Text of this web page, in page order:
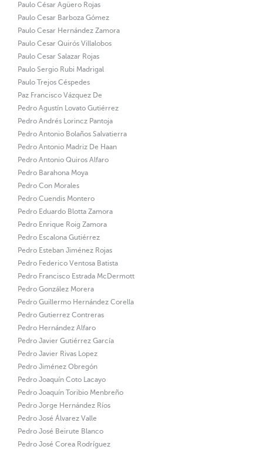
Paulo César Agüero Rojas
Paulo Cesar Barboza Gómez
Paulo Cesar Hernández Zamora
Paulo Cesar Quirós Villalobos
Paulo Cesar Salazar Rojas
Paulo Sergio Rubi Madrigal
Paulo Trejos Céspedes
Paz Francisco Vázquez De
Pedro Agustín Lovato Gutiérrez
Pedro Andrés Lorincz Pantoja
Pedro Antonio Bolaños Salvatierra
Pedro Antonio Madriz De Haan
Pedro Antonio Quiros Alfaro
Pedro Barahona Moya
Pedro Con Morales
Pedro Cuendis Montero
Pedro Eduardo Blotta Zamora
Pedro Enrique Roig Zamora
Pedro Escalona Gutiérrez
Pedro Esteban Jiménez Rojas
Pedro Federico Ventosa Batista
Pedro Francisco Estrada McDermott
Pedro González Morera
Pedro Guillermo Hernández Corella
Pedro Gutierrez Contreras
Pedro Hernández Alfaro
Pedro Javier Gutiérrez García
Pedro Javier Rivas Lopez
Pedro Jiménez Obregón
Pedro Joaquín Coto Lacayo
Pedro Joaquín Toribio Menbreño
Pedro Jorge Hernández Ríos
Pedro José Álvarez Valle
Pedro José Beirute Blanco
Pedro José Corea Rodríguez